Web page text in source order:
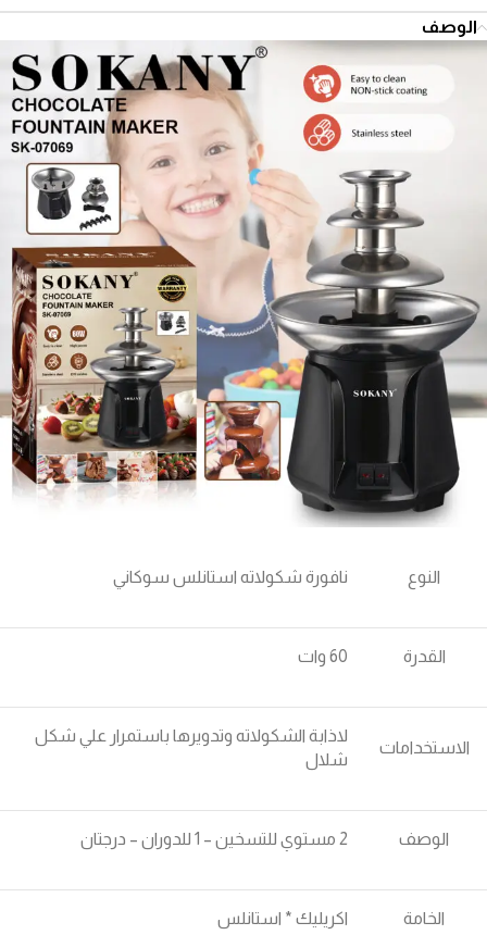
الوصف
النوع نافورة شكولاته استانلس سوكاني
القدرة 60 وات
الاستخدامات
لاذابة الشكولاته وتدويرها باستمرار علي شكل
شلال
الوصف 2 مستوي للتسخين – 1 للدوران – درجتان
الخامة اكريليك * استانلس